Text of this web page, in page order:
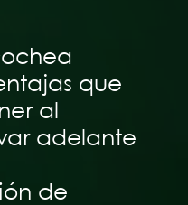
que
al
adelante
de